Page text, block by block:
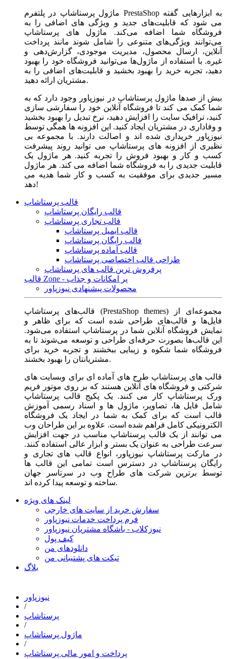
ماژول‌ پرستاشاپ در پلتفرم PrestaShop به ابزارهایی گفته
می شود که قابلیت‌های جدید و ویژگی های اضافی را به
فروشگاه شما اضافه می‌کند. ماژول های پرستاشاپ
می‌توانند ویژگی‌های متنوعی را شامل شوند مانند پرداخت
آنلاین، ارسال محصول، مدیریت موجودی، گزارش‌دهی و
غیره. با استفاده از ماژول‌ها می‌توانید فروشگاه خود را بهبود
دهید، تجربه خرید را بهبود بخشید و قابلیت‌های اضافی را به
مشتریان ارائه دهید.
بیش از صدها ماژول پرستاشاپ در نیوزپاور وجود دارد که به
شما کمک می کند تا فروشگاه آنلاین خود را سفارشی سازی
کنید، ترافیک سایت را افزایش دهید، نرخ تبدیل را بهبود بخشید
و وفاداری در مشتریان ایجاد کنید. این افزونه ها همگی توسط
نیوزپاور خریداری شده اند و اصالت دارند. با مجموعه بی
نظیری از افزونه های پرستاشاپ می توانید روند پیشرفت
کسب و کار و بهبود فروش را تجربه کنید. هر ماژول یک
قابلیت جدیدی را به فروشگاه شما اضافه می کند. هر ماژول
مسیر جدیدی برای موفقیت به کسب و کار شما هدیه می
دهد!
قالب پرستاشاپ
قالب رایگان پرستاشاپ
قالب تجاری پرستاشاپ
قالب ایمیل پرستاشاپ
قالب رایگان پرستاشاپ
قالب آماده پرستاشاپ
طراحی قالب اختصاصی پرستاشاپ
پرفروش ترین قالب های پرستاشاپ
قالب Zone - پر امکانات و جذاب
محصولات پیشنهادی نیوزپاور
قالب‌های پرستاشاپ (PrestaShop themes) مجموعه‌ای از
فایل‌ها و قالب‌های طراحی شده است که برای ظاهر و
نمایش فروشگاه آنلاین شما در پرستاشاپ استفاده می‌شود.
این قالب‌ها بصورت حرفه‌ای طراحی و توسعه می‌شوند تا به
فروشگاه شما شکوه و زیبایی ببخشند و تجربه خرید برای
مشتریانتان را بهبود بخشند.
قالب های پرستاشاپ طرح های آماده ای برای وبسایت های
شرکتی و فروشگاه های آنلاین هستند که بر روی موتور فریم
ورک پرستاشاپ کار می کنند. یک پکیج قالب پرستاشاپ
شامل فایل ها، تصاویر، ماژول ها و اسناد رسمی آموزش
قالب است که برای کمک به شما در ایجاد یک فروشگاه
الکترونیکی کامل فراهم شده است. علاوه بر این طراحان وب
می توانند از یک قالب پرستاشاپ مناسب در جهت افزایش
سرعت طراحی به عنوان یک بستر و ابزار عالی استفاده کنند.
در مارکت پرستاشاپ نیوزپاور، انواع قالب های تجاری و
رایگان پرستاشاپ در دسترس است تمامی این قالب ها
توسط برترین شرکت های طراح وب در سرتاسر جهان
ساخته و توسعه پیدا کرده اند.
لینک های ویژه
سفارش خرید از سایت های خارجی
فرم پرداخت خدمات نیوزپاور
نیوزکلاب - باشگاه مشتریان نیوزپاور
کیف پول
دانلودهای من
تیکت های پشتیبانی من
بلاگ
نیوزپاور
/
پرستاشاپ
/
ماژول پرستاشاپ
/
پرداخت و امور مالی پرستاشاپ